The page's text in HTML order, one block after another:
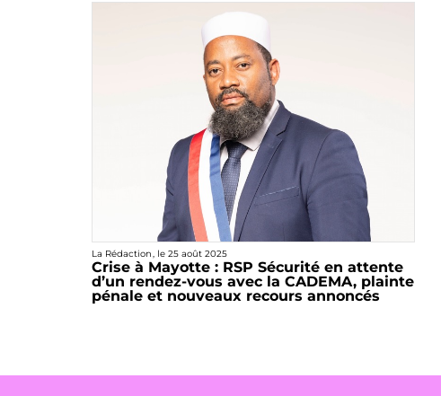
La Rédaction, le 25 août 2025
Crise à Mayotte : RSP Sécurité en attente
d’un rendez-vous avec la CADEMA, plainte
pénale et nouveaux recours annoncés